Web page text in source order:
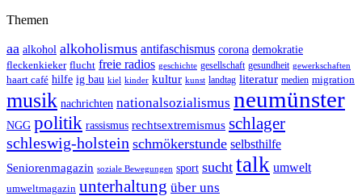
Themen
aa alkohol alkoholismus antifaschismus corona demokratie
fleckenkieker flucht freie radios geschichte gesellschaft gesundheit gewerkschaften
haart café hilfe ig bau kiel kinder kultur kunst landtag literatur medien migration
musik nachrichten nationalsozialismus neumünster
NGG politik rassismus rechtsextremismus schlager
schleswig-holstein schmökerstunde selbsthilfe
Seniorenmagazin soziale Bewegungen sport sucht talk umwelt
umweltmagazin unterhaltung über uns